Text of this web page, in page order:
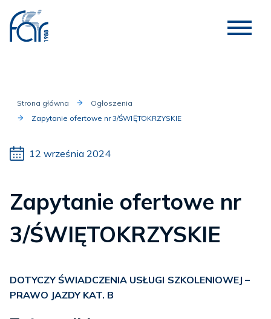
Strona główna
Ogłoszenia
Zapytanie ofertowe nr 3/ŚWIĘTOKRZYSKIE
12 września 2024
Zapytanie ofertowe nr
3/ŚWIĘTOKRZYSKIE
DOTYCZY ŚWIADCZENIA USŁUGI SZKOLENIOWEJ –
PRAWO JAZDY KAT. B